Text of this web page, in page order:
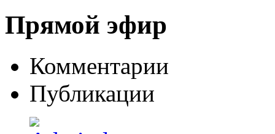
Прямой эфир
Комментарии
Публикации